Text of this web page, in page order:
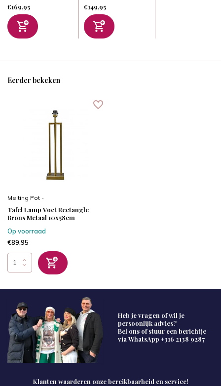
€169,95
€149,95
Eerder bekeken
Melting Pot -
Tafel Lamp Voet Rectangle
Brons Metaal 10x58cm
Op voorraad
€89,95
Heb je vragen of wil je
persoonlijk advies?
Bel ons of stuur een berichtje
via WhatsApp +316 2138 9287
Klanten waarderen onze bereikbaarheid en service!